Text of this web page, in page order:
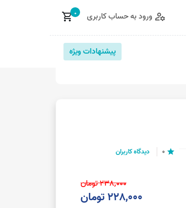
manage_accounts ورود به حساب کاربری shopping_cart0
پیشنهادات ویژه
star
0 دیدگاه کاربران
238,000 تومان
228,000 تومان